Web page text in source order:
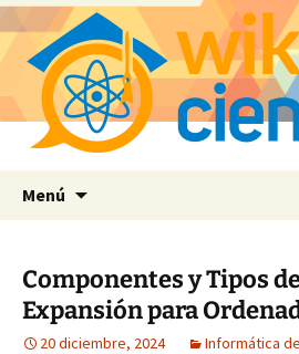
Menú
Componentes y Tipos
Expansión para
20 diciembre, 2024 Informática